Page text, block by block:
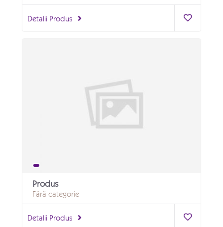
Detalii Produs
Produs
Fără categorie
Detalii Produs